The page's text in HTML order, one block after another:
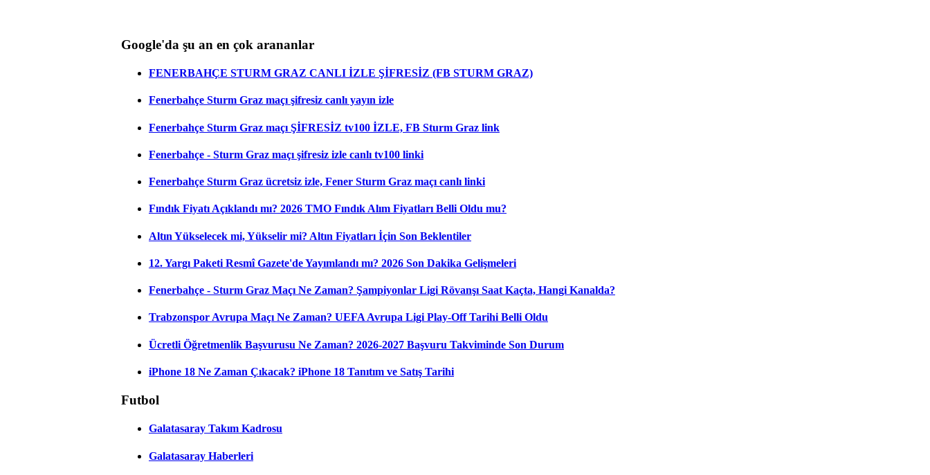
Google'da şu an en çok arananlar
FENERBAHÇE STURM GRAZ CANLI İZLE ŞİFRESİZ (FB STURM GRAZ)
Fenerbahçe Sturm Graz maçı şifresiz canlı yayın izle
Fenerbahçe Sturm Graz maçı ŞİFRESİZ tv100 İZLE, FB Sturm Graz link
Fenerbahçe - Sturm Graz maçı şifresiz izle canlı tv100 linki
Fenerbahçe Sturm Graz ücretsiz izle, Fener Sturm Graz maçı canlı linki
Fındık Fiyatı Açıklandı mı? 2026 TMO Fındık Alım Fiyatları Belli Oldu mu?
Altın Yükselecek mi, Yükselir mi? Altın Fiyatları İçin Son Beklentiler
12. Yargı Paketi Resmî Gazete'de Yayımlandı mı? 2026 Son Dakika Gelişmeleri
Fenerbahçe - Sturm Graz Maçı Ne Zaman? Şampiyonlar Ligi Rövanşı Saat Kaçta, Hangi Kanalda?
Trabzonspor Avrupa Maçı Ne Zaman? UEFA Avrupa Ligi Play-Off Tarihi Belli Oldu
Ücretli Öğretmenlik Başvurusu Ne Zaman? 2026-2027 Başvuru Takviminde Son Durum
iPhone 18 Ne Zaman Çıkacak? iPhone 18 Tanıtım ve Satış Tarihi
Futbol
Galatasaray Takım Kadrosu
Galatasaray Haberleri